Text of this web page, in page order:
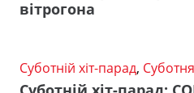
вітрогона
Суботній хіт-парад,